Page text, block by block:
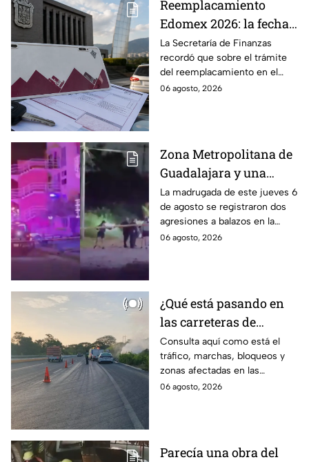
Reemplacamiento
Edomex 2026: la fecha
límite para obtener el
100% de descuento
La Secretaría de Finanzas
recordó que sobre el trámite
del reemplacamiento en el
Edomex, ¿hasta cuándo se
06 agosto, 2026
Zona Metropolitana de
Guadalajara y una
jornada de violencia:
Asesinan a balazos a
dos hombres en
Tlajomulco y El Salto
La madrugada de este jueves 6
de agosto se registraron dos
agresiones a balazos en la
Zona Metropolitana de
06 agosto, 2026
¿Qué está pasando en
las carreteras de
México hoy? Cierres y
accidentes
Consulta aquí como está el
tráfico, marchas, bloqueos y
zonas afectadas en las
principales carreteras de
06 agosto, 2026
Parecía una obra del